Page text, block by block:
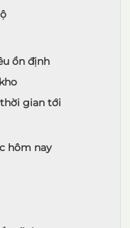
ổn định
gian tới
hôm nay